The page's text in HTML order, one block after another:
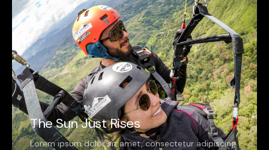
The Sun Just Rises
Lorem ipsum dolor sit amet, consectetur adipiscing